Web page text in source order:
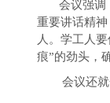
会议强调
重要讲话精
人。学工人
痕”的劲头，
会议还